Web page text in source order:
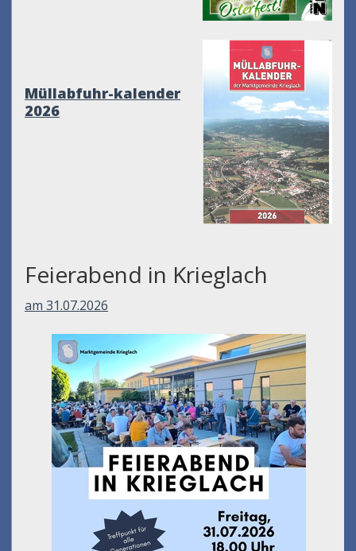
Müllabfuhr-kalender
2026
Feierabend in Krieglach
am 31.07.2026